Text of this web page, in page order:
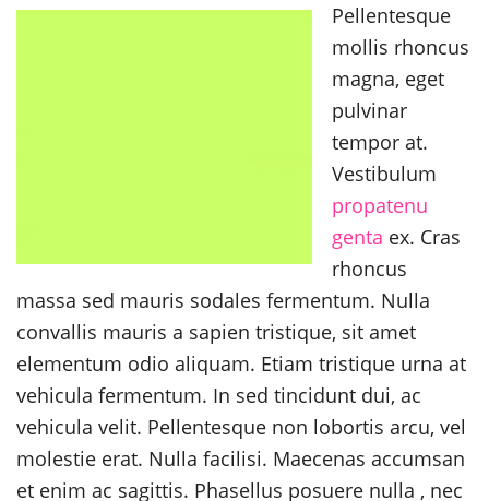
Pellentesque
mollis rhoncus
magna, eget
pulvinar
tempor at.
Vestibulum
propatenu
genta ex. Cras
rhoncus
massa sed mauris sodales fermentum. Nulla
convallis mauris a sapien tristique, sit amet
elementum odio aliquam. Etiam tristique urna at
vehicula fermentum. In sed tincidunt dui, ac
vehicula velit. Pellentesque non lobortis arcu, vel
molestie erat. Nulla facilisi. Maecenas accumsan
et enim ac sagittis. Phasellus posuere nulla , nec